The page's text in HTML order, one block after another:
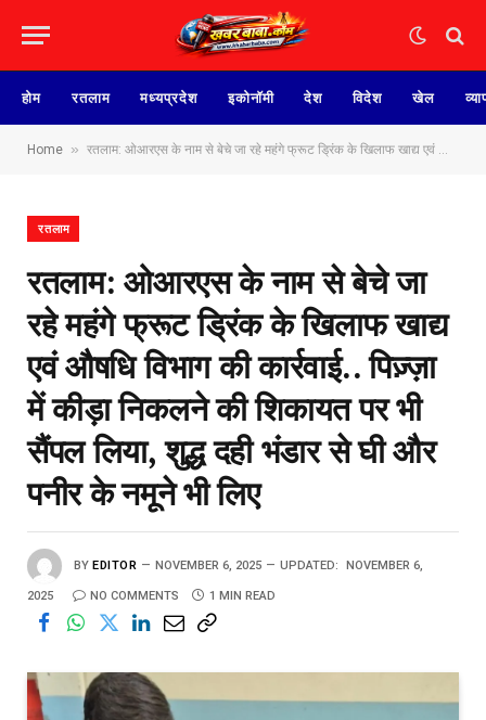
होम रतलाम मध्यप्रदेश इकोनॉमी देश विदेश खेल
Home » रतलाम: ओआरएस के नाम से बेचे जा रहे महंगे फ्रूट ड्रिंक के खिलाफ खाद्य एवं औषधि विभाग की कार्रवाई.. पिज़्ज़ा में कीड़ा निकलने की शिकायत पर भी सैंपल लिया, शुद्ध दही भंडार से घी और पनीर के नमूने भी लिए
रतलाम
रतलाम: ओआरएस के नाम से बेचे जा
रहे महंगे फ्रूट ड्रिंक के खिलाफ खाद्य
एवं औषधि विभाग की कार्रवाई.. पिज़्ज़ा
में कीड़ा निकलने की शिकायत पर भी
सैंपल लिया, शुद्ध दही भंडार से घी और
पनीर के नमूने भी लिए
BY EDITOR NOVEMBER 6, 2025 UPDATED: NOVEMBER 6,
2025 NO COMMENTS 1 MIN READ